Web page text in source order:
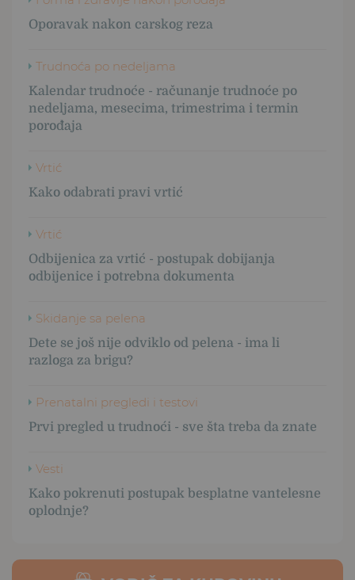
Oporavak nakon carskog reza
Trudnoća po nedeljama
Kalendar trudnoće - računanje trudnoće po
nedeljama, mesecima, trimestrima i termin
porođaja
Vrtić
Kako odabrati pravi vrtić
Vrtić
Odbijenica za vrtić - postupak dobijanja
odbijenice i potrebna dokumenta
Skidanje sa pelena
Dete se još nije odviklo od pelena - ima li
razloga za brigu?
Prenatalni pregledi i testovi
Prvi pregled u trudnoći - sve šta treba da znate
Vesti
Kako pokrenuti postupak besplatne vantelesne
oplodnje?